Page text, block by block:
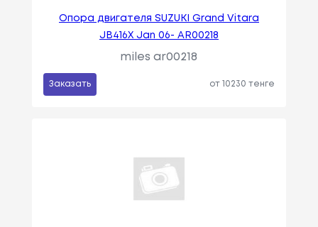
Опора двигателя SUZUKI Grand Vitara
JB416X Jan 06- AR00218
miles ar00218
Заказать от 10230 тенге